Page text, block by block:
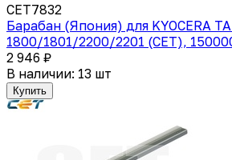
CET7832
Барабан (Япония) для KYOCERA
1800/1801/2200/2201 (CET),
2 946 ₽
В наличии: 13 шт
Купить